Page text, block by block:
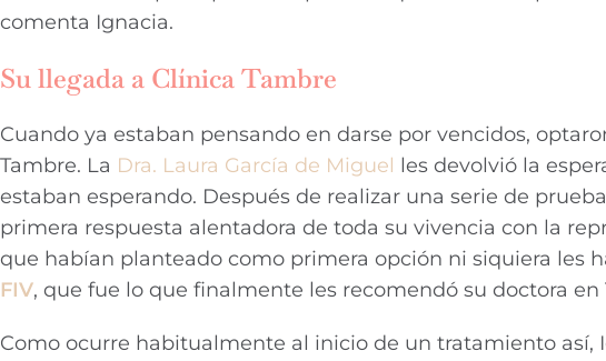
comenta Ignacia.
Su llegada a Clínica Tambre
Cuando ya estaban pensando en darse por vencidos,
Tambre. La Dra. Laura García de Miguel les devolvió la
estaban esperando. Después de realizar una serie de
primera respuesta alentadora de toda su vivencia con la
que habían planteado como primera opción ni siquiera les
FIV, que fue lo que finalmente les recomendó su doctora en
Como ocurre habitualmente al inicio de un tratamiento así,